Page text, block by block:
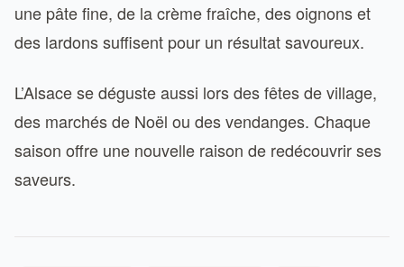
une pâte fine, de la crème fraîche, des oignons et
des lardons suffisent pour un résultat savoureux.
L’Alsace se déguste aussi lors des fêtes de village,
des marchés de Noël ou des vendanges. Chaque
saison offre une nouvelle raison de redécouvrir ses
saveurs.